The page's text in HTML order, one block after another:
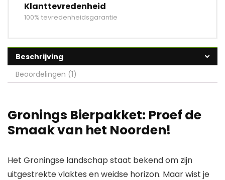
Klanttevredenheid
100% tevredenheidsgarantie
Beschrijving
Beoordelingen (1)
Gronings Bierpakket: Proef de
Smaak van het Noorden!
Het Groningse landschap staat bekend om zijn
uitgestrekte vlaktes en weidse horizon. Maar wist je